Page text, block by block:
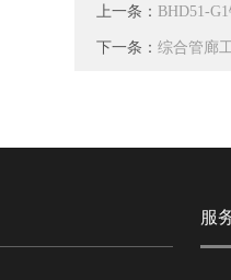
上一条： BHD51-
下一条： 综合管廊
服